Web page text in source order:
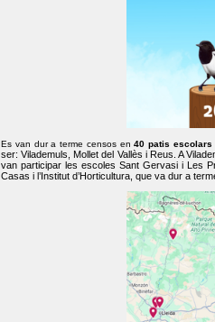
Es van dur a terme censos en40 patis escolars
ser: Vilademuls, Mollet del Vallès i Reus. A
van participar les escoles Sant Gervasi i Les
Casas i l’Institut d’Horticultura, que va dur a